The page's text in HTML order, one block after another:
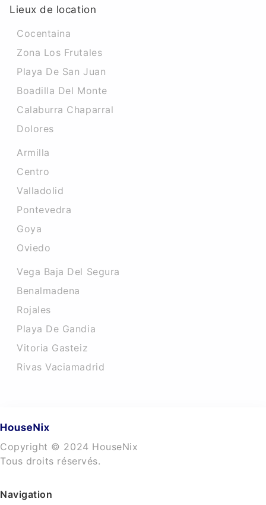
Lieux de location
Cocentaina
Zona Los Frutales
Playa De San Juan
Boadilla Del Monte
Calaburra Chaparral
Dolores
Armilla
Centro
Valladolid
Pontevedra
Goya
Oviedo
Vega Baja Del Segura
Benalmadena
Rojales
Playa De Gandia
Vitoria Gasteiz
Rivas Vaciamadrid
Copyright © 2024 HouseNix
Tous droits réservés.
Navigation